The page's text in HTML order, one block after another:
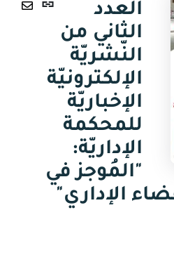
العدد
الثاني من
النّشريّة
الإلكترونيّة
الإخباريّة
للمحكمة
الإداريّة:
"المُوجز في
الإداري"